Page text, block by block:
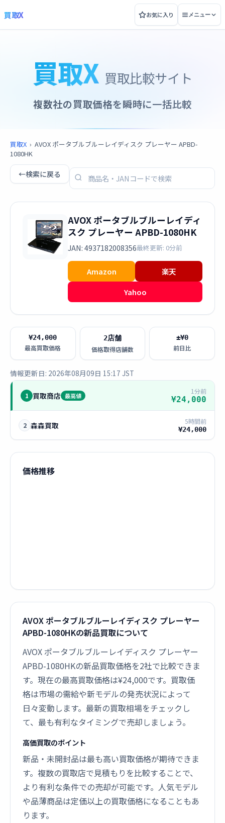
買取X お気に入り メニュー
買取X 買取比較サイト
複数社の買取価格を瞬時に一括比較
買取X › AVOX ポータブルブルーレイディスク プレーヤー APBD-
1080HK
←検索に戻る
AVOX ポータブルブルーレイディ
スク プレーヤー APBD-1080HK
JAN: 4937182008356最終更新: 0分前
Amazon
楽天
Yahoo
¥24,000
最高買取価格
2店舗
価格取得店舗数
±¥0
前日比
情報更新日: 2026年08月09日 15:17 JST
1 買取商店 最高値
1分前
¥24,000
2 森森買取 5時間前
¥24,000
価格推移
AVOX ポータブルブルーレイディスク プレーヤー
APBD-1080HKの新品買取について
AVOX ポータブルブルーレイディスク プレーヤー
APBD-1080HKの新品買取価格を2社で比較できま
す。現在の最高買取価格は¥24,000です。買取価
格は市場の需給や新モデルの発売状況によって
日々変動します。最新の買取相場をチェックし
て、最も有利なタイミングで売却しましょう。
高価買取のポイント
新品・未開封品は最も高い買取価格が期待できま
す。複数の買取店で見積もりを比較することで、
より有利な条件での売却が可能です。人気モデル
や品薄商品は定価以上の買取価格になることもあ
ります。